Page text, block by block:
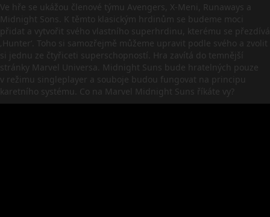
Ve hře se ukážou členové týmu Avengers, X-Meni, Runaways a
Midnight Sons. K těmto klasickým hrdinům se budeme moci
přidat a vytvořit svého vlastního superhrdinu, kterému se přezdívá
‚Hunter‘. Toho si samozřejmě můžeme upravit podle svého a zvolit
si jednu ze čtyřiceti superschopností. Hra zavítá do temnější
stránky Marvel Universa. Midnight Suns bude hratelných pouze
v režimu singleplayer a souboje budou fungovat na principu
karetního systému. Co na Marvel Midnight Suns říkáte vy?